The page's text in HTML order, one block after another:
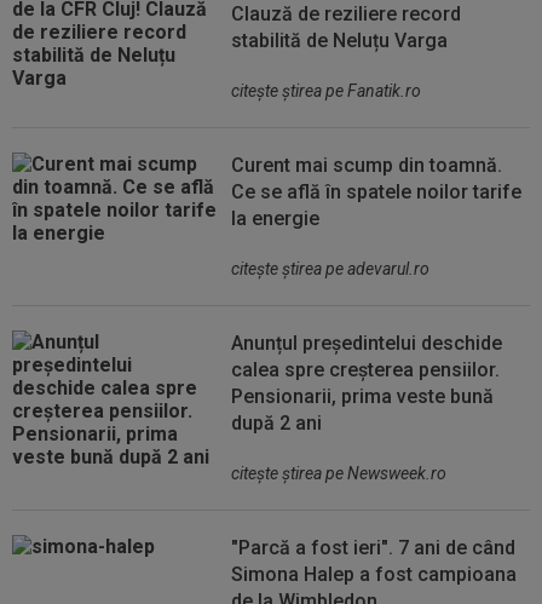
Clauză de reziliere record
stabilită de Neluțu Varga
citeşte ştirea pe Fanatik.ro
Curent mai scump din toamnă.
Ce se află în spatele noilor tarife
la energie
citeşte ştirea pe adevarul.ro
Anunțul președintelui deschide
calea spre creșterea pensiilor.
Pensionarii, prima veste bună
după 2 ani
citeşte ştirea pe Newsweek.ro
"Parcă a fost ieri". 7 ani de când
Simona Halep a fost campioana